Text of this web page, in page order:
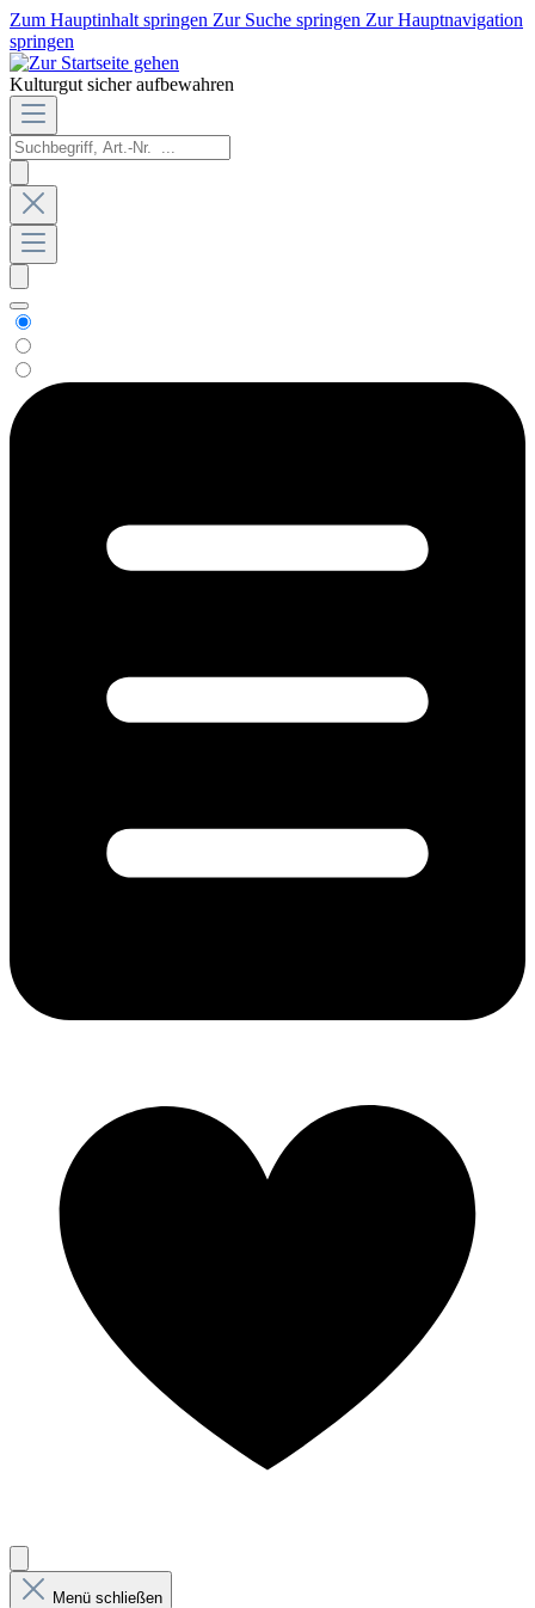
Zum Hauptinhalt springen Zur Suche springen Zur Hauptnavigation
springen
Kulturgut sicher aufbewahren
Menü schließen